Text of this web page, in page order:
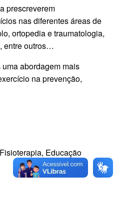
prescreverem
nas diferentes áreas de
ortopedia e traumatologia,
entre outros…
abordagem mais
na prevenção,
Educação